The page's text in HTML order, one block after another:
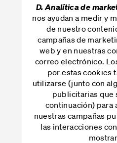
D. Analítica de
nos ayudan a medir y
de nuestro
campañas de
web y en nuestras
correo electrónico.
por estas cookies
utilizarse (junto con
publicitarias que
continuación) para
nuestras campañas
las interacciones